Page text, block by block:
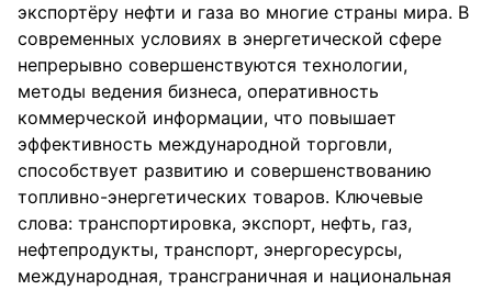
экспортёру нефти и газа во многие страны мира. В
современных условиях в энергетической сфере
непрерывно совершенствуются технологии,
методы ведения бизнеса, оперативность
коммерческой информации, что повышает
эффективность международной торговли,
способствует развитию и совершенствованию
топливно-энергетических товаров. Ключевые
слова: транспортировка, экспорт, нефть, газ,
нефтепродукты, транспорт, энергоресурсы,
международная, трансграничная и национальная